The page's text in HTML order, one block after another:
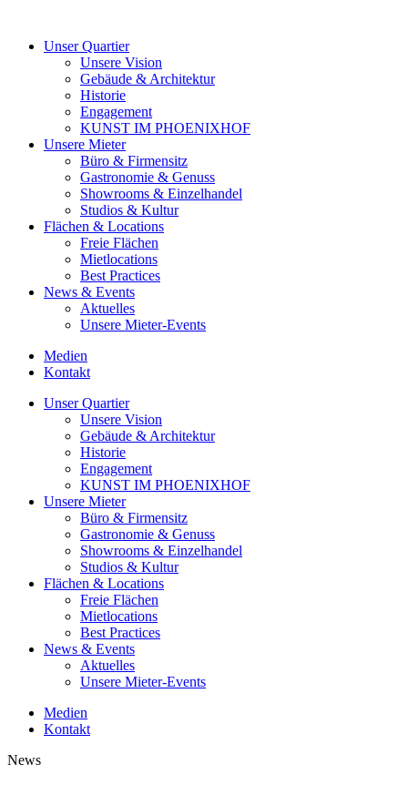
Unser Quartier
Unsere Vision
Gebäude & Architektur
Historie
Engagement
KUNST IM PHOENIXHOF
Unsere Mieter
Büro & Firmensitz
Gastronomie & Genuss
Showrooms & Einzelhandel
Studios & Kultur
Flächen & Locations
Freie Flächen
Mietlocations
Best Practices
News & Events
Aktuelles
Unsere Mieter-Events
Medien
Kontakt
Unser Quartier
Unsere Vision
Gebäude & Architektur
Historie
Engagement
KUNST IM PHOENIXHOF
Unsere Mieter
Büro & Firmensitz
Gastronomie & Genuss
Showrooms & Einzelhandel
Studios & Kultur
Flächen & Locations
Freie Flächen
Mietlocations
Best Practices
News & Events
Aktuelles
Unsere Mieter-Events
Medien
Kontakt
News